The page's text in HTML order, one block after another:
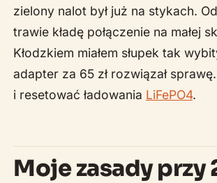
zielony nalot był już na stykach.
trawie kładę połączenie na małej
Kłodzkiem miałem słupek tak
adapter za 65 zł rozwiązał
i resetować ładowania LiFePO4.
Moje zasady przy